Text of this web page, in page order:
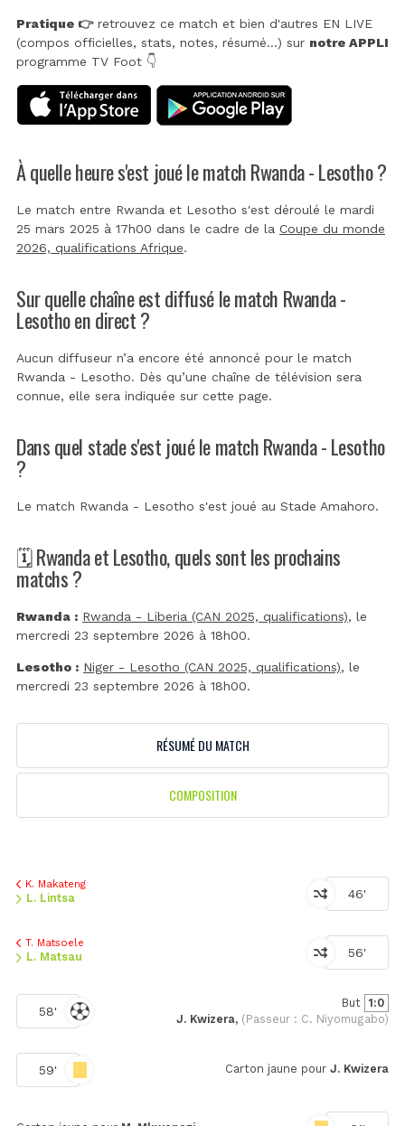
Pratique 👉retrouvez ce match et bien d'autres EN LIVE
(compos officielles, stats, notes, résumé...) sur notre APPLI
programme TV Foot 👇
À quelle heure s'est joué le match Rwanda - Lesotho ?
Le match entre Rwanda et Lesotho s'est déroulé le mardi
25 mars 2025 à 17h00 dans le cadre de la Coupe du monde
2026, qualifications Afrique.
Sur quelle chaîne est diffusé le match Rwanda -
Lesotho en direct ?
Aucun diffuseur n’a encore été annoncé pour le match
Rwanda - Lesotho. Dès qu’une chaîne de télévision sera
connue, elle sera indiquée sur cette page.
Dans quel stade s'est joué le match Rwanda - Lesotho
?
Le match Rwanda - Lesotho s'est joué au Stade Amahoro.
🗓️ Rwanda et Lesotho, quels sont les prochains
matchs ?
Rwanda : Rwanda - Liberia (CAN 2025, qualifications), le
mercredi 23 septembre 2026 à 18h00.
Lesotho : Niger - Lesotho (CAN 2025, qualifications), le
mercredi 23 septembre 2026 à 18h00.
RÉSUMÉ DU MATCH
COMPOSITION
46'
K. Makateng
L. Lintsa
56'
T. Matsoele
L. Matsau
58'
But 1:0
J. Kwizera, (Passeur : C. Niyomugabo)
59' Carton jaune pour J. Kwizera